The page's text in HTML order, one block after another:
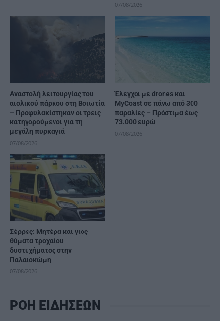
07/08/2026
Αναστολή λειτουργίας του
αιολικού πάρκου στη Βοιωτία
– Προφυλακίστηκαν οι τρεις
κατηγορούμενοι για τη
μεγάλη πυρκαγιά
07/08/2026
Έλεγχοι με drones και
MyCoast σε πάνω από 300
παραλίες – Πρόστιμα έως
73.000 ευρώ
07/08/2026
Σέρρες: Μητέρα και γιος
θύματα τροχαίου
δυστυχήματος στην
Παλαιοκώμη
07/08/2026
ΡΟΗ ΕΙΔΗΣΕΩΝ